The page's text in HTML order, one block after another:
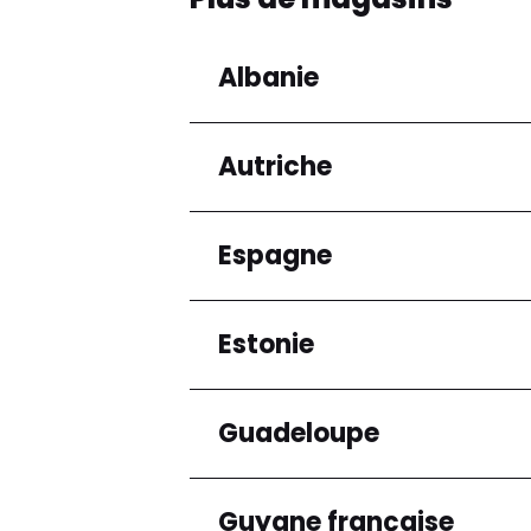
Albanie
Régions
Préfecture de Tirana
Autriche
Régions
Niederösterreich
Espagne
Régions
Andalucía
Estonie
Régions
Harju maakond
Guadeloupe
Régions
Guyane française